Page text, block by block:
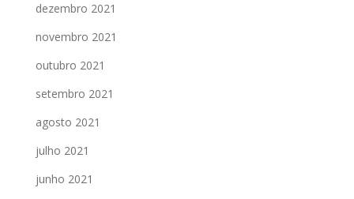
dezembro 2021
novembro 2021
outubro 2021
setembro 2021
agosto 2021
julho 2021
junho 2021